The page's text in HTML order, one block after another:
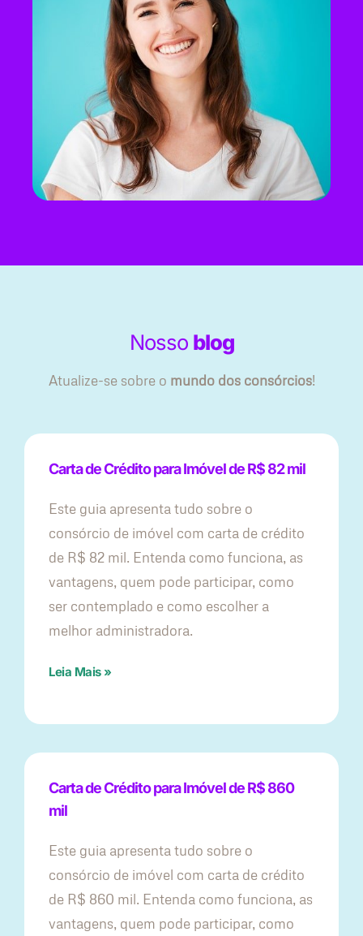
Nosso blog
Atualize-se sobre o mundo dos consórcios!
Carta de Crédito para Imóvel de R$ 82 mil
Este guia apresenta tudo sobre o
consórcio de imóvel com carta de crédito
de R$ 82 mil. Entenda como funciona, as
vantagens, quem pode participar, como
ser contemplado e como escolher a
melhor administradora.
Leia Mais »
Carta de Crédito para Imóvel de R$ 860
mil
Este guia apresenta tudo sobre o
consórcio de imóvel com carta de crédito
de R$ 860 mil. Entenda como funciona, as
vantagens, quem pode participar, como